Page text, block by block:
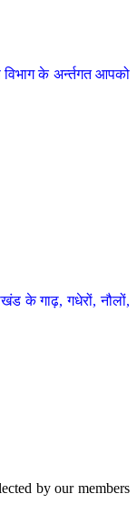
के अर्न्तगत आपको
के गाढ़, गधेरों, नौलों,
by our members